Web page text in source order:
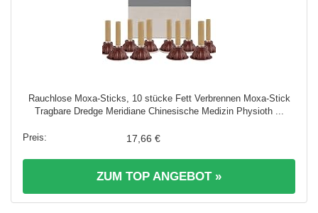
Rauchlose Moxa-Sticks, 10 stücke Fett Verbrennen Moxa-Stick
Tragbare Dredge Meridiane Chinesische Medizin Physioth ...
17,66 €
ZUM TOP ANGEBOT »